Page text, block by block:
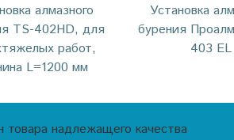
алмазного
TS-402HD, для
работ,
L=1200 мм
Установка
бурения
403 EL
надлежащего качества